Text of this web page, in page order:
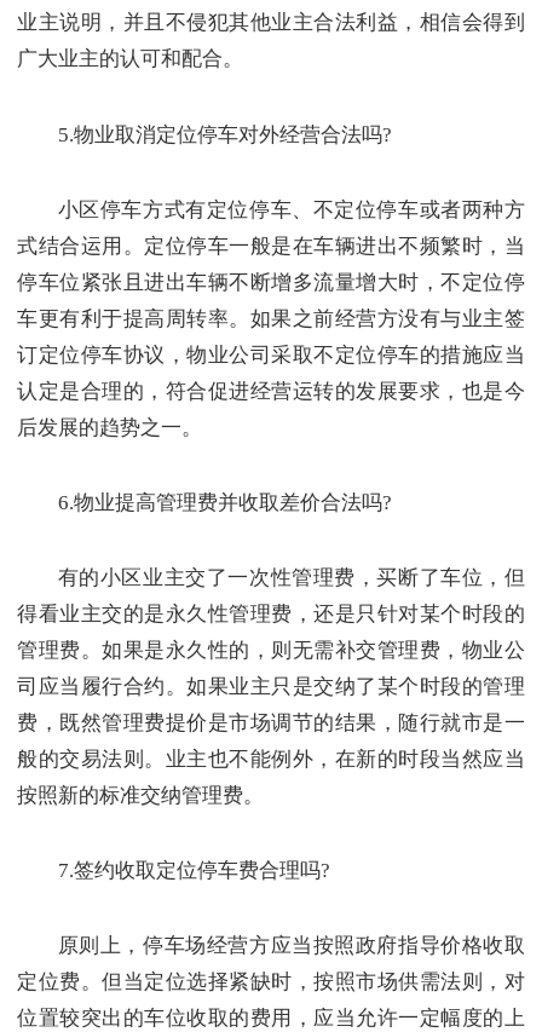
业主说明，并且不侵犯其他业主合法利益，相信会得到
广大业主的认可和配合。
5.物业取消定位停车对外经营合法吗?
小区停车方式有定位停车、不定位停车或者两种方
式结合运用。定位停车一般是在车辆进出不频繁时，当
停车位紧张且进出车辆不断增多流量增大时，不定位停
车更有利于提高周转率。如果之前经营方没有与业主签
订定位停车协议，物业公司采取不定位停车的措施应当
认定是合理的，符合促进经营运转的发展要求，也是今
后发展的趋势之一。
6.物业提高管理费并收取差价合法吗?
有的小区业主交了一次性管理费，买断了车位，但
得看业主交的是永久性管理费，还是只针对某个时段的
管理费。如果是永久性的，则无需补交管理费，物业公
司应当履行合约。如果业主只是交纳了某个时段的管理
费，既然管理费提价是市场调节的结果，随行就市是一
般的交易法则。业主也不能例外，在新的时段当然应当
按照新的标准交纳管理费。
7.签约收取定位停车费合理吗?
原则上，停车场经营方应当按照政府指导价格收取
定位费。但当定位选择紧缺时，按照市场供需法则，对
位置较突出的车位收取的费用，应当允许一定幅度的上